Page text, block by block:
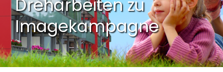
Dreharbeiten zu
Imagekampagne